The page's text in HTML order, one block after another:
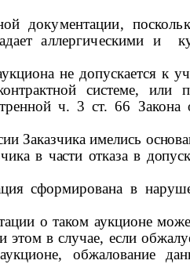
документации,
аллергическими и
не допускается к
системе, или
ч. 3 ст. 66 Закона
Заказчика имелись
в части отказа в
сформирована в
о таком аукционе
этом в случае, если
обжалование